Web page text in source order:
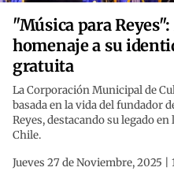
"Música para
homenaje a su
gratuita
La Corporación Municipal de
basada en la vida del fundador
Reyes, destacando su legado
Chile.
Jueves 27 de Noviembre, 2025 |